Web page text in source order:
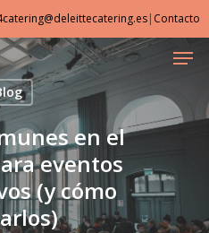
catering@deleittecatering.es| Contacto
en el
eventos
(y cómo
Close